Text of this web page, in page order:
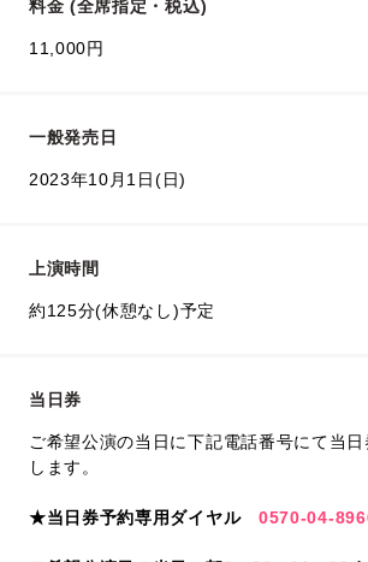
料金 (全席指定・税込)
11,000円
一般発売日
2023年10月1日(日)
上演時間
約125分(休憩なし)予定
当日券
ご希望公演の当日に下記電話番号にて当
します。
★当日券予約専用ダイヤル 0570-04-